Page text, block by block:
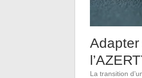
La transition